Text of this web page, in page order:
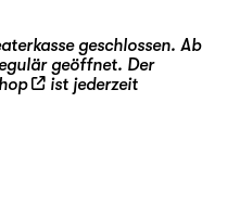
geschlossen. Ab
geöffnet. Der
ist jederzeit